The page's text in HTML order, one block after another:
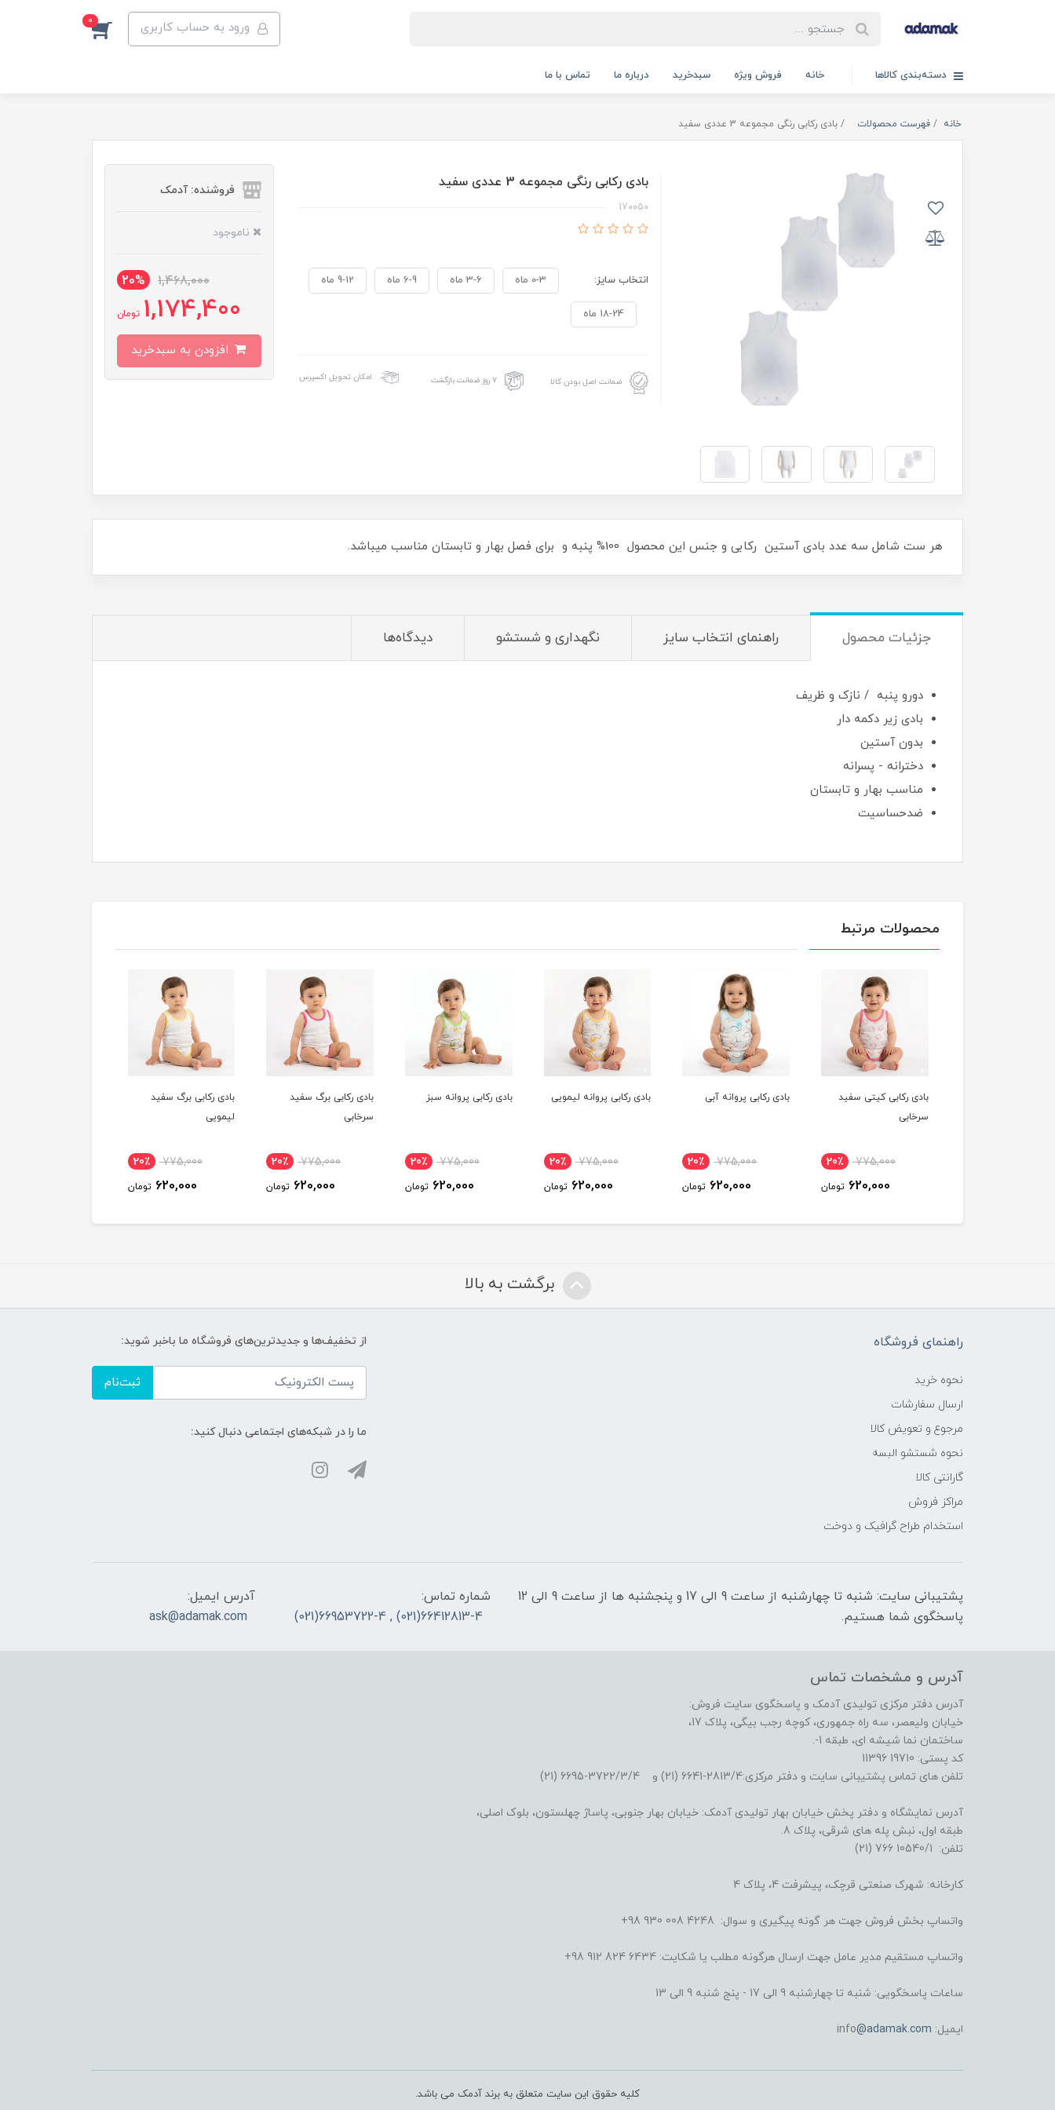
ورود به حساب کاربری 0
دسته‌بندی کالاها خانه فروش ویژه سبدخرید درباره ما تماس با ما
خانه فهرست محصولات بادی رکابی رنگی مجموعه 3 عددی سفید
بادی رکابی رنگی مجموعه 3 عددی سفید
170050
انتخاب سایز: 0-3 ماه 3-6 ماه 6-9 ماه 9-12 ماه
18-24 ماه
ضمانت اصل بودن کالا ۷ روز ضمانت بازگشت امکان تحویل اکسپرس
فروشنده: آدمک
ناموجود
1,468,000
20%
1,174,400 تومان
هر ست شامل سه عدد بادی آستین رکابی و جنس این محصول 100% پنبه و برای فصل بهار و تابستان مناسب میباشد.
جزئیات محصول راهنمای انتخاب سایز نگهداری و شستشو دیدگاه‌ها
دورو پنبه / نازک و ظریف
بادی زیر دکمه دار
بدون آستین
دخترانه - پسرانه
مناسب بهار و تابستان
ضدحساسیت
محصولات مرتبط
بادی رکابی پروانه آبی
775,000 20٪
620,000 تومان
بادی رکابی پروانه لیمویی
775,000 20٪
620,000 تومان
بادی رکابی پروانه سبز
775,000 20٪
620,000 تومان
بادی رکابی برگ سفید
775,000 20٪
620,000 تومان
بادی رکابی برگ سفید
لیمویی
775,000 20٪
620,000 تومان
بادی رکابی چین دار فیروزه
ای
1,407,000 20٪
1,125,600 تومان
برگشت به بالا
راهنمای فروشگاه
نحوه خرید
ارسال سفارشات
مرجوع و تعویض کالا
نحوه شستشو البسه
گارانتی کالا
مراکز فروش
استخدام طراح گرافیک و دوخت
از تخفیف‌ها و جدیدترین‌های فروشگاه ما باخبر شوید:
ثبت‌نام
ما را در شبکه‌های اجتماعی دنبال کنید:
پشتیبانی سایت: شنبه تا چهارشنبه از ساعت 9 الی 17 و پنجشنبه ها از ساعت 9 الی 12
پاسخگوی شما هستیم.
شماره تماس:
66412813-4(021) , 66953722-4(021)
آدرس ایمیل:
ask@adamak.com
آدرس و مشخصات تماس
آدرس دفتر مرکزی تولیدی آدمک و پاسخگوی سایت فروش:
خیابان ولیعصر، سه راه جمهوری، کوچه رجب بیگی، پلاک 17،
ساختمان نما شیشه ای، طبقه 1-.
کد پستی: 19710 11396
تلفن های تماس پشتیبانی سایت و دفتر مرکزی:2813/4-6641 (21) و 3722/3/4-6695 (21)
آدرس نمایشگاه و دفتر پخش خیابان بهار تولیدی آدمک: خیابان بهار جنوبی، پاساژ چهلستون، بلوک اصلی،
طبقه اول، نبش پله های شرقی، پلاک 8.
تلفن: 10540/1 766 (21)
کارخانه: شهرک صنعتی قرچک، پیشرفت 4، پلاک 4
واتساپ بخش فروش جهت هر گونه پیگیری و سوال: 4248 008 930 98+
واتساپ مستقیم مدیر عامل جهت ارسال هرگونه مطلب یا شکایت: 6434 824 912 98+
ساعات پاسخگویی: شنبه تا چهارشنبه 9 الی 17 - پنج شنبه 9 الی 13
ایمیل: info @adamak.com
کلیه حقوق این سایت متعلق به برند آدمک می باشد.